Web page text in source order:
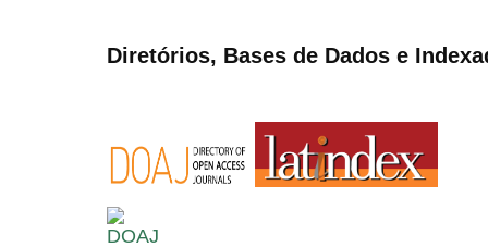
Diretórios, Bases de Dados e